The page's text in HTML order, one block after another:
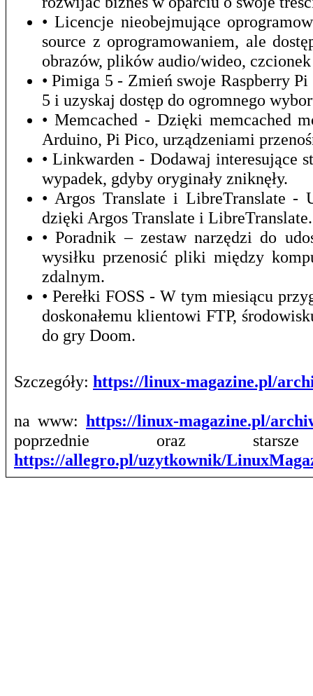
• Licencje nieobejmujące
source z oprogramowaniem, ale
obrazów, plików audio/wideo,
• Pimiga 5 - Zmień swoje Raspberry
5 i uzyskaj dostęp do ogromnego
• Memcached - Dzięki memcached
Arduino, Pi Pico, urządzeniami
• Linkwarden - Dodawaj interesujące
wypadek, gdyby oryginały zniknęły.
• Argos Translate i LibreTranslate -
dzięki Argos Translate i LibreTranslate.
• Poradnik – zestaw narzędzi do
wysiłku przenosić pliki między
zdalnym.
• Perełki FOSS - W tym miesiącu
doskonałemu klientowi FTP,
do gry Doom.
Szczegóły: https://linux-magazine.pl/
na www: https://linux-magazine.pl/
poprzednie oraz
https://allegro.pl/uzytkownik/